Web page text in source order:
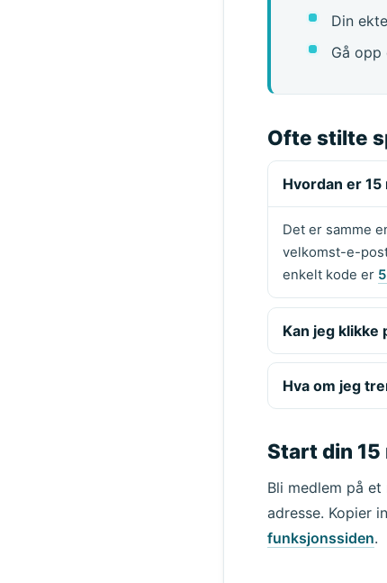
Din
Gå opp
Ofte stilte
Hvordan er
Det er samme
velkomst-e-
enkelt kode er
Kan jeg
Hva om jeg
Start din
Bli medlem på
adresse. Kopier
funksjonssiden.